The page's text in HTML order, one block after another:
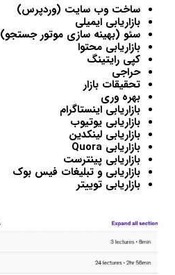
ساخت وب سایت (وردپرس)
بازاریابی ایمیلی
سئو (بهینه سازی موتور جستجو)
بازاریابی محتوا
کپی رایتینگ
حراجی
تحقیقات بازار
بهره وری
بازاریابی اینستاگرام
بازاریابی یوتیوب
بازاریابی لینکدین
بازاریابی Quora
بازاریابی پینترست
بازاریابی و تبلیغات فیس بوک
بازاریابی توییتر